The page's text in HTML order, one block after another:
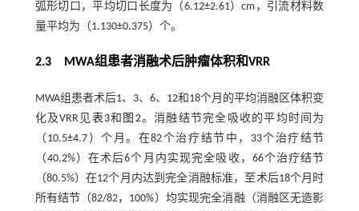
弧形切口，平均切口长度为（6.12±2.61）cm，引流材料数
量平均为（1.130±0.375）个。
2.3 MWA组患者消融术后肿瘤体积和VRR
MWA组患者术后1、3、6、12和18个月的平均消融区体积变
化及VRR见表3和 图2。消融结节完全吸收的平均时间为
（10.5±4.7）个月。在82个治疗结节中，33个治疗结节
（40.2%）在术后6个月内实现完全吸收，66个治疗结节
（80.5%）在12个月内达到完全消融标准，至术后18个月时
所有结节（82/82，100%）均实现完全消融（消融区无造影